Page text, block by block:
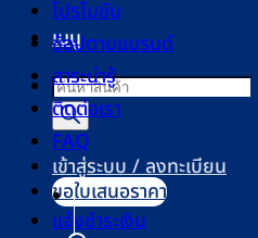
เมนู
Products
search
เข้าสู่ระบบ / ลงทะเบียน
โปรโมชัน
ช้อปตามแบรนด์
สาระน่ารู้
ติดต่อเรา
FAQ
ขอใบเสนอราคา
แจ้งชำระเงิน